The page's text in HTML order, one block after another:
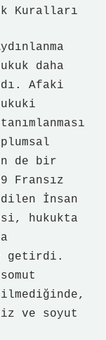
Kuralları
daha
Afaki
de bir
Fransız
İnsan
hukukta
getirdi.
ve soyut